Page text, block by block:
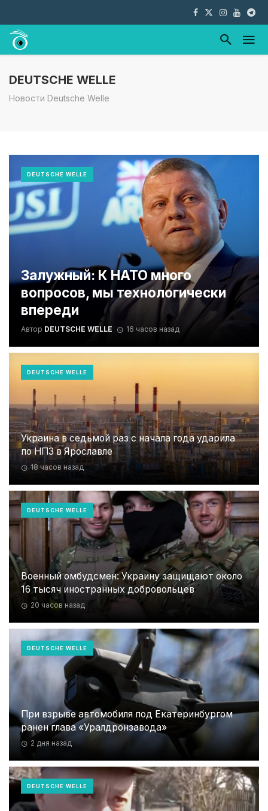
DEUTSCHE WELLE
Новости Deutsche Welle
Залужный: К НАТО много
вопросов, мы технологически
впереди
Автор DEUTSCHE WELLE 16 часов назад
DEUTSCHE WELLE
Украина в седьмой раз с начала года ударила
по НПЗ в Ярославле
18 часов назад
DEUTSCHE WELLE
Военный омбудсмен: Украину защищают около
16 тысяч иностранных добровольцев
20 часов назад
DEUTSCHE WELLE
При взрыве автомобиля под Екатеринбургом
ранен глава «Уралдронзавода»
2 дня назад
DEUTSCHE WELLE
DEUTSCHE WELLE